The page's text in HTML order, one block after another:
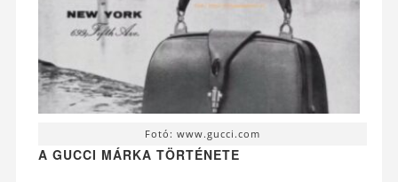
Fotó: www.gucci.com
A GUCCI MÁRKA TÖRTÉNETE